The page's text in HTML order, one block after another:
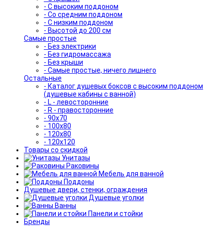
- С высоким поддоном
- Со средним поддоном
- С низким поддоном
- Высотой до 200 см
Самые простые
- Без электрики
- Без гидромассажа
- Без крыши
- Самые простые, ничего лишнего
Остальные
- Каталог душевых боксов с высоким поддоном
(душевые кабины с ванной)
- L - левосторонние
- R - правосторонние
- 90x70
- 100x80
- 120x80
- 120x120
Товары со скидкой
Унитазы
Раковины
Мебель для ванной
Поддоны
Душевые двери, стенки, ограждения
Душевые уголки
Ванны
Панели и стойки
Бренды